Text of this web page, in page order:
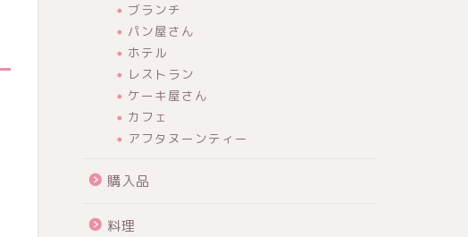
ブランチ
パン屋さん
ホテル
レストラン
ケーキ屋さん
カフェ
アフタヌーンティー
購入品
料理